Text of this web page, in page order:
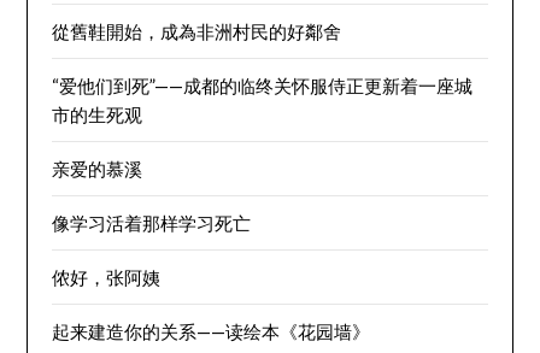
從舊鞋開始，成為非洲村民的好鄰舍
“爱他们到死”——成都的临终关怀服侍正更新着一座城
市的生死观
亲爱的慕溪
像学习活着那样学习死亡
侬好，张阿姨
起来建造你的关系——读绘本《花园墙》